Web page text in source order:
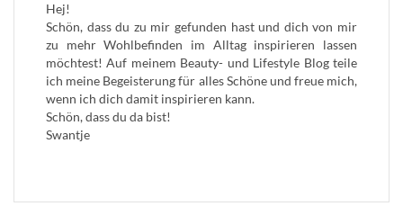
Hej!
Schön, dass du zu mir gefunden hast und dich von mir
zu mehr Wohlbefinden im Alltag inspirieren lassen
möchtest! Auf meinem Beauty- und Lifestyle Blog teile
ich meine Begeisterung für alles Schöne und freue mich,
wenn ich dich damit inspirieren kann.
Schön, dass du da bist!
Swantje